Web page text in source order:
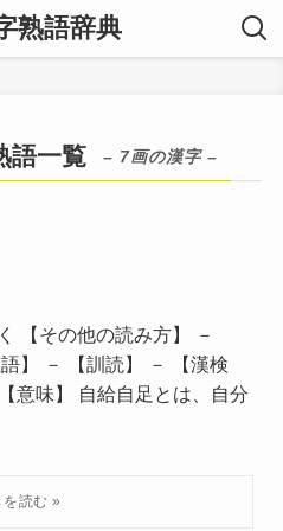
熟語辞典
語一覧 – 7画の漢字 –
【その他の読み方】 －
】 － 【訓読】 － 【漢検
意味】 自給自足とは、自分